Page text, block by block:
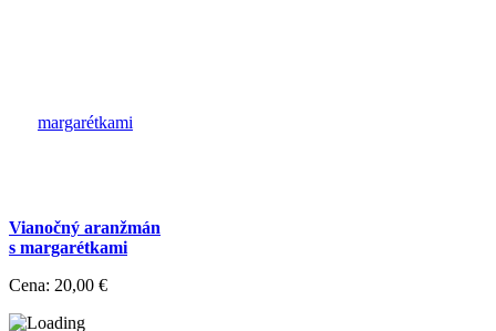
Vianočný aranžmán
s margarétkami
Cena: 20,00 €